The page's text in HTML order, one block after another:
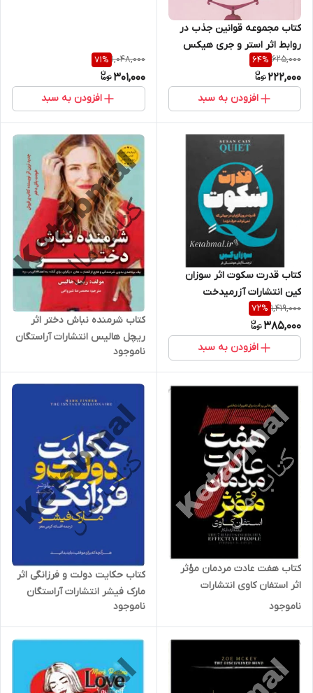
کتاب مجموعه قوانین جذب در
روابط اثر استر و جری هیکس
انتشارات ایرمان
625,000
64%
222,000
افزودن به سبد
1,048,000
71%
301,000
افزودن به سبد
کتاب قدرت سکوت اثر سوزان
کین انتشارات آزرمیدخت
1,419,000
72%
385,000
افزودن به سبد
کتاب شرمنده نباش دختر اثر
ریچل هالیس انتشارات آراستگان
ناموجود
کتاب هفت عادت مردمان مؤثر
اثر استفان کاوی انتشارات
آراستگان
ناموجود
کتاب حکایت دولت و فرزانگی اثر
مارک فیشر انتشارات آراستگان
ناموجود